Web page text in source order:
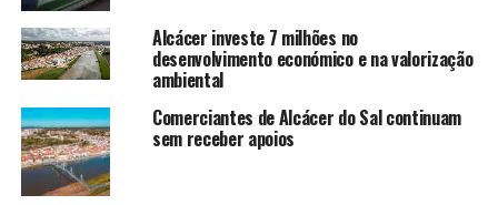
Alcácer investe 7 milhões no
desenvolvimento económico e na valorização
ambiental
Comerciantes de Alcácer do Sal continuam
sem receber apoios